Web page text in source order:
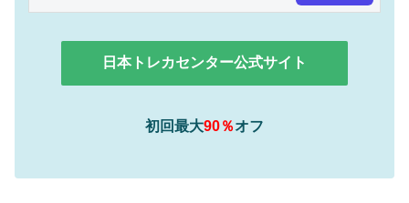
日本トレカセンター公式サイト
初回最大90％オフ